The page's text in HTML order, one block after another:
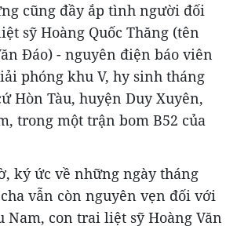
cũng đầy ắp tình người đối
sỹ Hoàng Quốc Thăng (tên
Đáo) - nguyên điện báo viên
phóng khu V, hy sinh tháng
Hòn Tàu, huyện Duy Xuyên,
trong một trận bom B52 của
ký ức về những ngày tháng
vẫn còn nguyên vẹn đối với
Nam, con trai liệt sỹ Hoàng Văn